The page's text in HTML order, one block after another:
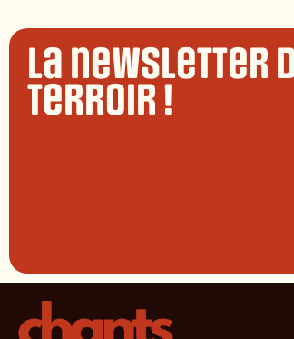
La newsletter
terroir !